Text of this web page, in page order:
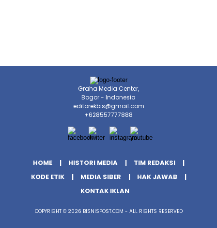
Graha Media Center,
Bogor - Indonesia
editorekbis@gmail.com
+628557777888
HOME HISTORI MEDIA
TIM REDAKSI
KODE ETIK
MEDIA SIBER
HAK JAWAB
KONTAK IKLAN
COPYRIGHT © 2026 BISNISPOST.COM - ALL RIGHTS RESERVED